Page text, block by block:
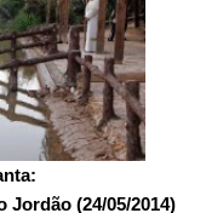
Jordão (24/05/2014)